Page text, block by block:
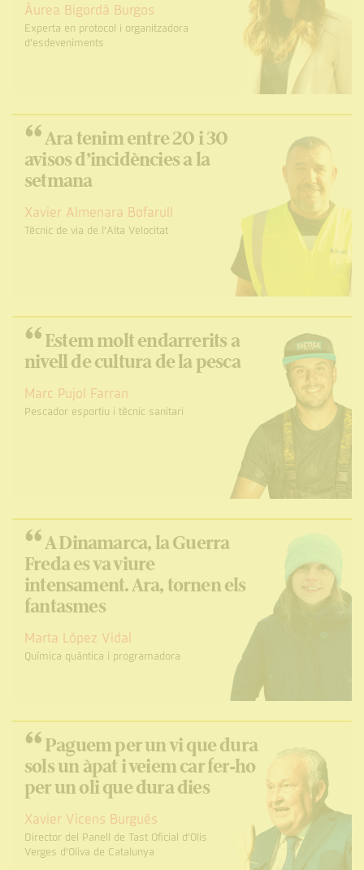
Àurea Bigordà Burgos
Experta en protocol i organitzadora
d’esdeveniments
“Ara tenim entre 20 i 30
avisos d’incidències a la
setmana
Xavier Almenara Bofarull
Tècnic de via de l’Alta Velocitat
“Estem molt endarrerits a
nivell de cultura de la pesca
Marc Pujol Farran
Pescador esportiu i tècnic sanitari
“A Dinamarca, la Guerra
Freda es va viure
intensament. Ara, tornen els
fantasmes
Marta López Vidal
Química quàntica i programadora
“Paguem per un vi que dura
sols un àpat i veiem car fer-ho
per un oli que dura dies
Xavier Vicens Burgués
Director del Panell de Tast Oficial d’Olis
Verges d’Oliva de Catalunya